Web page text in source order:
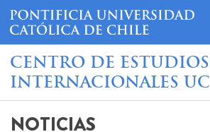
CENTRO DE ESTUDIOS
INTERNACIONALES UC
NOTICIAS